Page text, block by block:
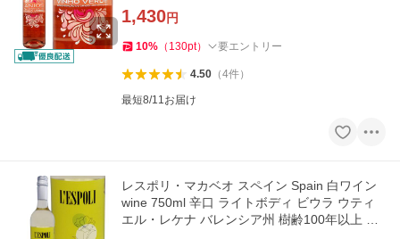
1,430円
10% （ 130pt） 要エントリー
4.50（4件）
最短8/11お届け
レスポリ・マカベオ スペイン Spain 白ワイン
wine 750ml 辛口 ライトボディ ビウラ ウティ
エル・レケナ バレンシア州 樹齢100年以上 古